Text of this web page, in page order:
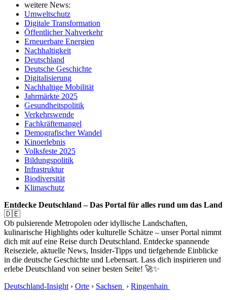
weitere News:
Umweltschutz
Digitale Transformation
Öffentlicher Nahverkehr
Erneuerbare Energien
Nachhaltigkeit
Deutschland
Deutsche Geschichte
Digitalisierung
Nachhaltige Mobilität
Jahrmärkte 2025
Gesundheitspolitik
Verkehrswende
Fachkräftemangel
Demografischer Wandel
Kinoerlebnis
Volksfeste 2025
Bildungspolitik
Infrastruktur
Biodiversität
Klimaschutz
Entdecke Deutschland – Das Portal für alles rund um das Land
🇩🇪
Ob pulsierende Metropolen oder idyllische Landschaften,
kulinarische Highlights oder kulturelle Schätze – unser Portal nimmt
dich mit auf eine Reise durch Deutschland. Entdecke spannende
Reiseziele, aktuelle News, Insider-Tipps und tiefgehende Einblicke
in die deutsche Geschichte und Lebensart. Lass dich inspirieren und
erlebe Deutschland von seiner besten Seite! 🚀✨
Deutschland-Insight › Orte › Sachsen › Ringenhain